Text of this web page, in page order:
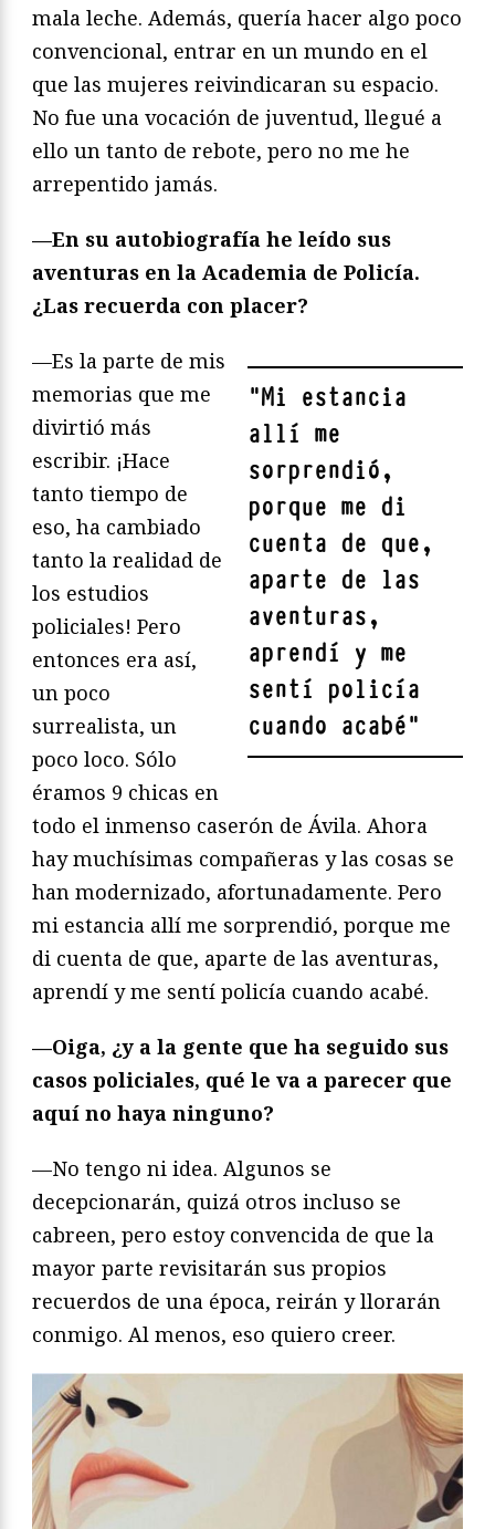
mala leche. Además, quería hacer algo poco
convencional, entrar en un mundo en el
que las mujeres reivindicaran su espacio.
No fue una vocación de juventud, llegué a
ello un tanto de rebote, pero no me he
arrepentido jamás.
—En su autobiografía he leído sus
aventuras en la Academia de Policía.
¿Las recuerda con placer?
"Mi estancia
allí me
sorprendió,
porque me di
cuenta de que,
aparte de las
aventuras,
aprendí y me
sentí policía
cuando acabé"
—Es la parte de mis
memorias que me
divirtió más
escribir. ¡Hace
tanto tiempo de
eso, ha cambiado
tanto la realidad de
los estudios
policiales! Pero
entonces era así,
un poco
surrealista, un
poco loco. Sólo
éramos 9 chicas en
todo el inmenso caserón de Ávila. Ahora
hay muchísimas compañeras y las cosas se
han modernizado, afortunadamente. Pero
mi estancia allí me sorprendió, porque me
di cuenta de que, aparte de las aventuras,
aprendí y me sentí policía cuando acabé.
—Oiga, ¿y a la gente que ha seguido sus
casos policiales, qué le va a parecer que
aquí no haya ninguno?
—No tengo ni idea. Algunos se
decepcionarán, quizá otros incluso se
cabreen, pero estoy convencida de que la
mayor parte revisitarán sus propios
recuerdos de una época, reirán y llorarán
conmigo. Al menos, eso quiero creer.